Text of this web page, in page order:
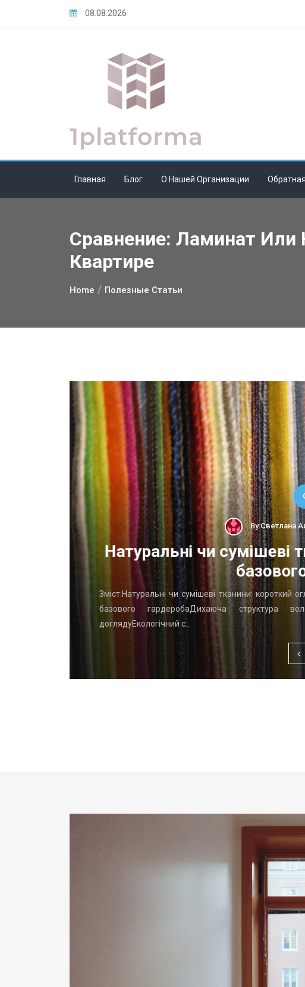
08.08.2026
Главная Блог О Нашей Организации
Сравнение: Ламинат
Квартире
Home Полезные Статьи
ByСветлана
Натуральні чи сумішеві
Зміст:Натуральні чи сумішеві тканини: короткий
базового гардеробаДихаюча структура
доглядуЕкологічний с…